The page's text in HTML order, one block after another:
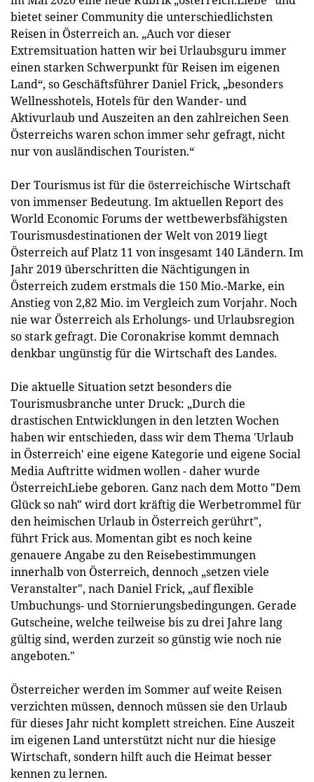
bietet seiner Community die unterschiedlichsten
Reisen in Österreich an. „Auch vor dieser
Extremsituation hatten wir bei Urlaubsguru immer
einen starken Schwerpunkt für Reisen im eigenen
Land“, so Geschäftsführer Daniel Frick, „besonders
Wellnesshotels, Hotels für den Wander- und
Aktivurlaub und Auszeiten an den zahlreichen Seen
Österreichs waren schon immer sehr gefragt, nicht
nur von ausländischen Touristen.“
Der Tourismus ist für die österreichische Wirtschaft
von immenser Bedeutung. Im aktuellen Report des
World Economic Forums der wettbewerbsfähigsten
Tourismusdestinationen der Welt von 2019 liegt
Österreich auf Platz 11 von insgesamt 140 Ländern. Im
Jahr 2019 überschritten die Nächtigungen in
Österreich zudem erstmals die 150 Mio.-Marke, ein
Anstieg von 2,82 Mio. im Vergleich zum Vorjahr. Noch
nie war Österreich als Erholungs- und Urlaubsregion
so stark gefragt. Die Coronakrise kommt demnach
denkbar ungünstig für die Wirtschaft des Landes.
Die aktuelle Situation setzt besonders die
Tourismusbranche unter Druck: „Durch die
drastischen Entwicklungen in den letzten Wochen
haben wir entschieden, dass wir dem Thema 'Urlaub
in Österreich' eine eigene Kategorie und eigene Social
Media Auftritte widmen wollen - daher wurde
ÖsterreichLiebe geboren. Ganz nach dem Motto "Dem
Glück so nah" wird dort kräftig die Werbetrommel für
den heimischen Urlaub in Österreich gerührt",
führt Frick aus. Momentan gibt es noch keine
genauere Angabe zu den Reisebestimmungen
innerhalb von Österreich, dennoch „setzen viele
Veranstalter", nach Daniel Frick, „auf flexible
Umbuchungs- und Stornierungsbedingungen. Gerade
Gutscheine, welche teilweise bis zu drei Jahre lang
gültig sind, werden zurzeit so günstig wie noch nie
angeboten."
Österreicher werden im Sommer auf weite Reisen
verzichten müssen, dennoch müssen sie den Urlaub
für dieses Jahr nicht komplett streichen. Eine Auszeit
im eigenen Land unterstützt nicht nur die hiesige
Wirtschaft, sondern hilft auch die Heimat besser
kennen zu lernen.